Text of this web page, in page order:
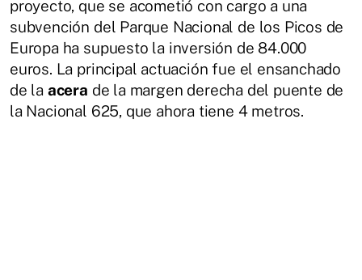
proyecto, que se acometió con cargo a una
subvención del Parque Nacional de los Picos de
Europa ha supuesto la inversión de 84.000
euros. La principal actuación fue el ensanchado
de la acera de la margen derecha del puente de
la Nacional 625, que ahora tiene 4 metros.